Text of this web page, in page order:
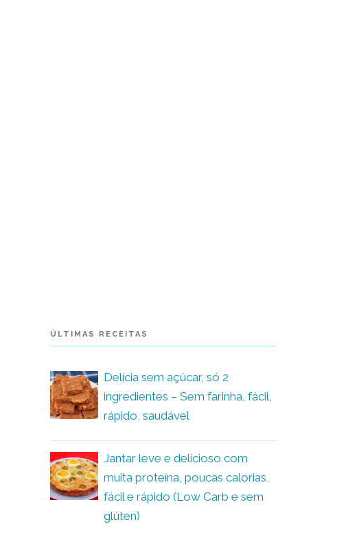
ÚLTIMAS RECEITAS
Delícia sem açúcar, só 2
ingredientes – Sem farinha, fácil,
rápido, saudável
Jantar leve e delicioso com
muita proteína, poucas calorias,
fácil e rápido (Low Carb e sem
glúten)